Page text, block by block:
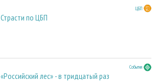
ЦБП
Страсти по ЦБП
События
«Российский лес» - в тридцатый раз